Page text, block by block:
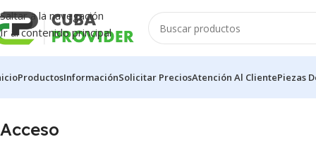
Saltar a la navegación
Ir al contenido principal
ProductosInformaciónSolicitar PreciosAtención Al ClientePiezas
Acceso